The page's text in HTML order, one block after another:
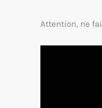
Attention, ne